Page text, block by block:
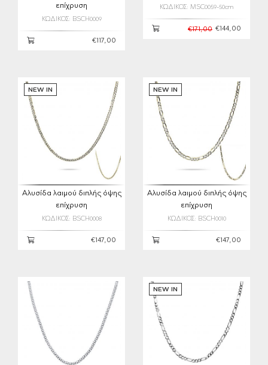
επίχρυση
ΚΩΔΙΚΟΣ: BSCH0009
€117,00
ΚΩΔΙΚΟΣ: MSC0059-50cm
€144,00
€171,00
NEW IN
Αλυσίδα λαιμού διπλής όψης
επίχρυση
ΚΩΔΙΚΟΣ: BSCH0008
€147,00
NEW IN
Αλυσίδα λαιμού διπλής όψης
επίχρυση
ΚΩΔΙΚΟΣ: BSCH0010
€147,00
NEW IN